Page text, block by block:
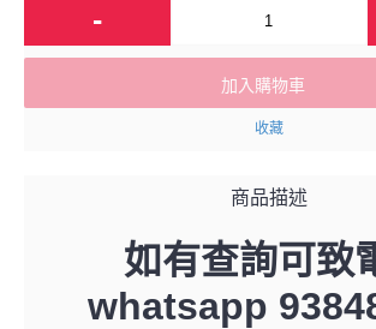
-
加入購物車
收藏
商品描述
如有查詢可致
whatsapp